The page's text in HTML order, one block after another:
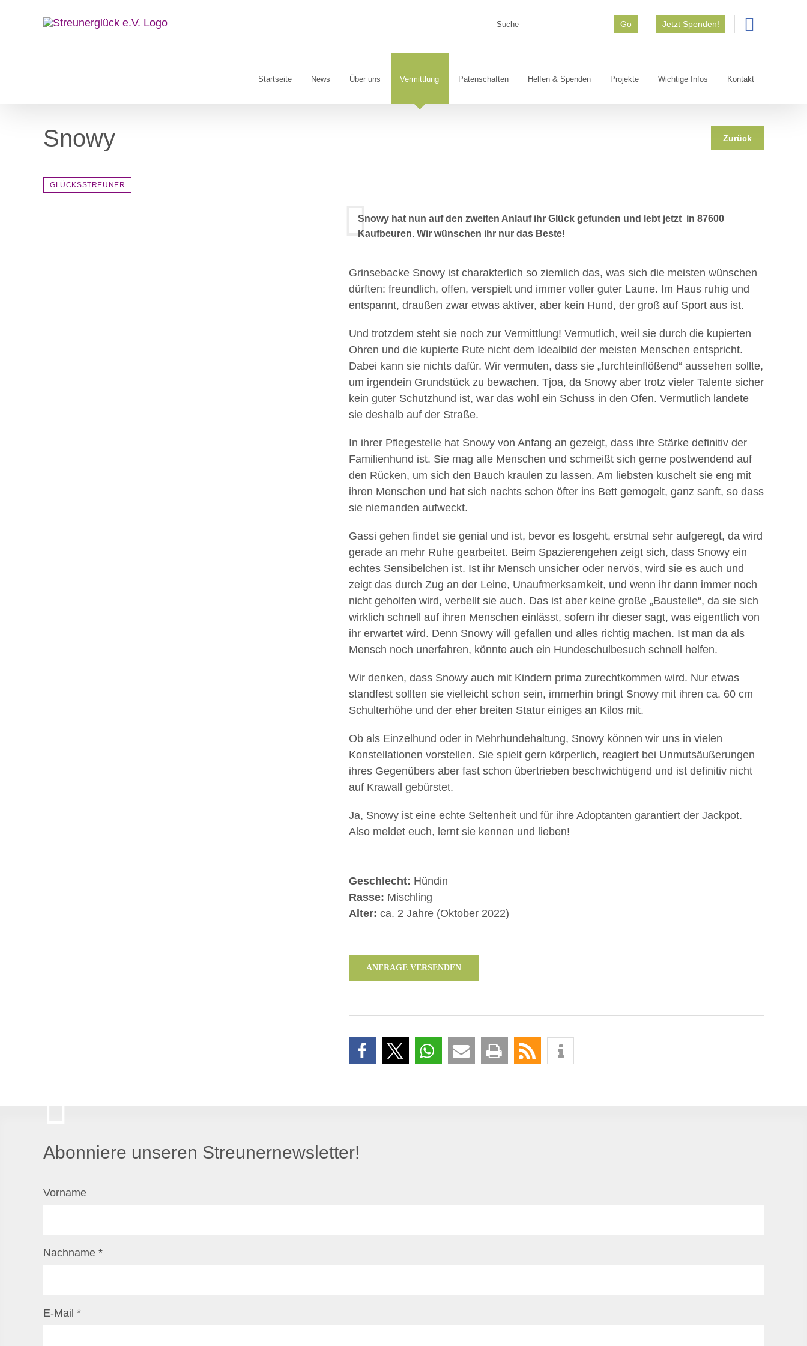
Go Jetzt Spenden!
Startseite News Über uns Vermittlung Patenschaften Helfen & Spenden Projekte Wichtige Infos Kontakt
Snowy Zurück
GLÜCKSSTREUNER
Snowy hat nun auf den zweiten Anlauf ihr Glück gefunden und lebt jetzt in 87600
Kaufbeuren. Wir wünschen ihr nur das Beste!
Grinsebacke Snowy ist charakterlich so ziemlich das, was sich die meisten wünschen
dürften: freundlich, offen, verspielt und immer voller guter Laune. Im Haus ruhig und
entspannt, draußen zwar etwas aktiver, aber kein Hund, der groß auf Sport aus ist.
Und trotzdem steht sie noch zur Vermittlung! Vermutlich, weil sie durch die kupierten
Ohren und die kupierte Rute nicht dem Idealbild der meisten Menschen entspricht.
Dabei kann sie nichts dafür. Wir vermuten, dass sie „furchteinflößend“ aussehen sollte,
um irgendein Grundstück zu bewachen. Tjoa, da Snowy aber trotz vieler Talente sicher
kein guter Schutzhund ist, war das wohl ein Schuss in den Ofen. Vermutlich landete
sie deshalb auf der Straße.
In ihrer Pflegestelle hat Snowy von Anfang an gezeigt, dass ihre Stärke definitiv der
Familienhund ist. Sie mag alle Menschen und schmeißt sich gerne postwendend auf
den Rücken, um sich den Bauch kraulen zu lassen. Am liebsten kuschelt sie eng mit
ihren Menschen und hat sich nachts schon öfter ins Bett gemogelt, ganz sanft, so dass
sie niemanden aufweckt.
Gassi gehen findet sie genial und ist, bevor es losgeht, erstmal sehr aufgeregt, da wird
gerade an mehr Ruhe gearbeitet. Beim Spazierengehen zeigt sich, dass Snowy ein
echtes Sensibelchen ist. Ist ihr Mensch unsicher oder nervös, wird sie es auch und
zeigt das durch Zug an der Leine, Unaufmerksamkeit, und wenn ihr dann immer noch
nicht geholfen wird, verbellt sie auch. Das ist aber keine große „Baustelle“, da sie sich
wirklich schnell auf ihren Menschen einlässt, sofern ihr dieser sagt, was eigentlich von
ihr erwartet wird. Denn Snowy will gefallen und alles richtig machen. Ist man da als
Mensch noch unerfahren, könnte auch ein Hundeschulbesuch schnell helfen.
Wir denken, dass Snowy auch mit Kindern prima zurechtkommen wird. Nur etwas
standfest sollten sie vielleicht schon sein, immerhin bringt Snowy mit ihren ca. 60 cm
Schulterhöhe und der eher breiten Statur einiges an Kilos mit.
Ob als Einzelhund oder in Mehrhundehaltung, Snowy können wir uns in vielen
Konstellationen vorstellen. Sie spielt gern körperlich, reagiert bei Unmutsäußerungen
ihres Gegenübers aber fast schon übertrieben beschwichtigend und ist definitiv nicht
auf Krawall gebürstet.
Ja, Snowy ist eine echte Seltenheit und für ihre Adoptanten garantiert der Jackpot.
Also meldet euch, lernt sie kennen und lieben!
Geschlecht: Hündin
Rasse: Mischling
Alter: ca. 2 Jahre (Oktober 2022)
ANFRAGE VERSENDEN
Abonniere unseren Streunernewsletter!
Vorname
Nachname *
E-Mail *